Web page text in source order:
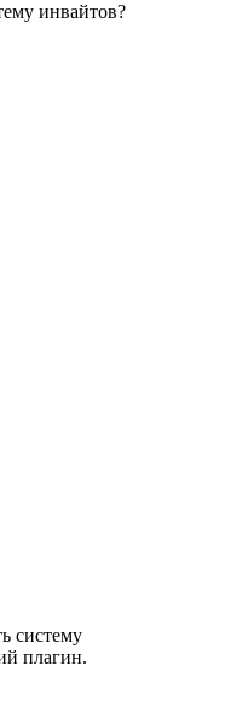
инвайтов?
систему
плагин.